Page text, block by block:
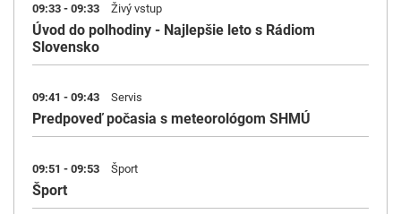
09:33 - 09:33 Živý vstup
Úvod do polhodiny - Najlepšie leto s Rádiom
Slovensko
09:41 - 09:43 Servis
Predpoveď počasia s meteorológom SHMÚ
09:51 - 09:53 Šport
Šport